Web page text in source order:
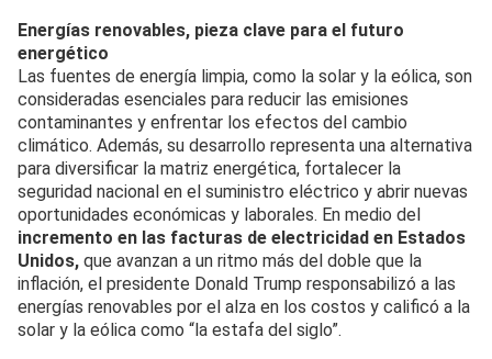
Energías renovables, pieza clave para el futuro
energético
Las fuentes de energía limpia, como la solar y la eólica, son
consideradas esenciales para reducir las emisiones
contaminantes y enfrentar los efectos del cambio
climático. Además, su desarrollo representa una alternativa
para diversificar la matriz energética, fortalecer la
seguridad nacional en el suministro eléctrico y abrir nuevas
oportunidades económicas y laborales. En medio del
incremento en las facturas de electricidad en Estados
Unidos, que avanzan a un ritmo más del doble que la
inflación, el presidente Donald Trump responsabilizó a las
energías renovables por el alza en los costos y calificó a la
solar y la eólica como “la estafa del siglo”.